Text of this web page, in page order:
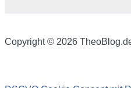
Copyright © 2026